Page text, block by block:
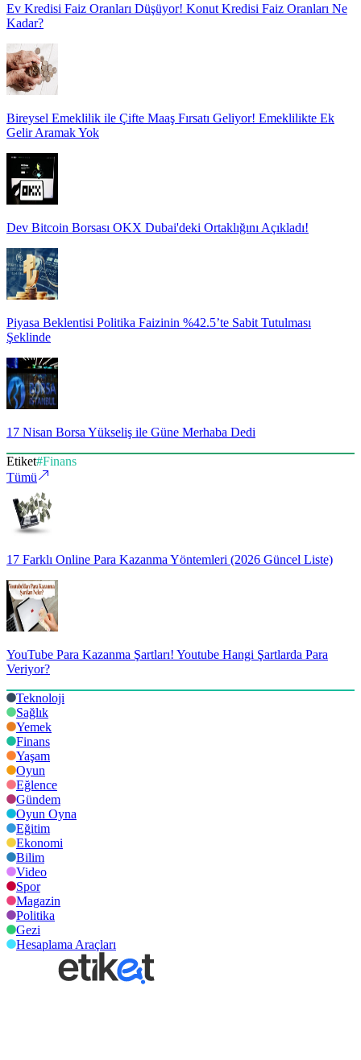
Ev Kredisi Faiz Oranları Düşüyor! Konut Kredisi Faiz Oranları Ne
Kadar?
Bireysel Emeklilik ile Çifte Maaş Fırsatı Geliyor! Emeklilikte Ek
Gelir Aramak Yok
Dev Bitcoin Borsası OKX Dubai'deki Ortaklığını Açıkladı!
Piyasa Beklentisi Politika Faizinin %42.5’te Sabit Tutulması
Şeklinde
17 Nisan Borsa Yükseliş ile Güne Merhaba Dedi
Etiket#Finans
Tümü
17 Farklı Online Para Kazanma Yöntemleri (2026 Güncel Liste)
YouTube Para Kazanma Şartları! Youtube Hangi Şartlarda Para
Veriyor?
Teknoloji
Sağlık
Yemek
Finans
Yaşam
Oyun
Eğlence
Gündem
Oyun Oyna
Eğitim
Ekonomi
Bilim
Video
Spor
Magazin
Politika
Gezi
Hesaplama Araçları